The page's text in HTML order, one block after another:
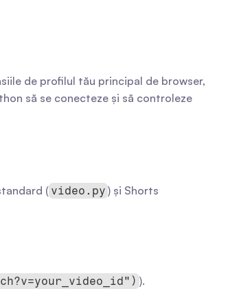
de profilul tău principal de browser,
să se conecteze și să controleze
( video.py ) și Shorts
).